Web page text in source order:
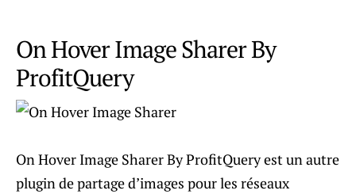
On Hover Image Sharer By
ProfitQuery
On Hover Image Sharer By ProfitQuery est un autre
plugin de partage d’images pour les réseaux